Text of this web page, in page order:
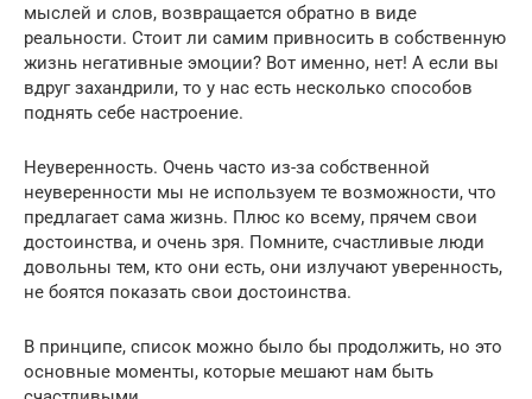
мыслей и слов, возвращается обратно в виде
реальности. Стоит ли самим привносить в собственную
жизнь негативные эмоции? Вот именно, нет! А если вы
вдруг захандрили, то у нас есть несколько способов
поднять себе настроение.
Неуверенность. Очень часто из-за собственной
неуверенности мы не используем те возможности, что
предлагает сама жизнь. Плюс ко всему, прячем свои
достоинства, и очень зря. Помните, счастливые люди
довольны тем, кто они есть, они излучают уверенность,
не боятся показать свои достоинства.
В принципе, список можно было бы продолжить, но это
основные моменты, которые мешают нам быть